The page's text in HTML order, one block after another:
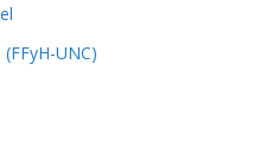
UNC)